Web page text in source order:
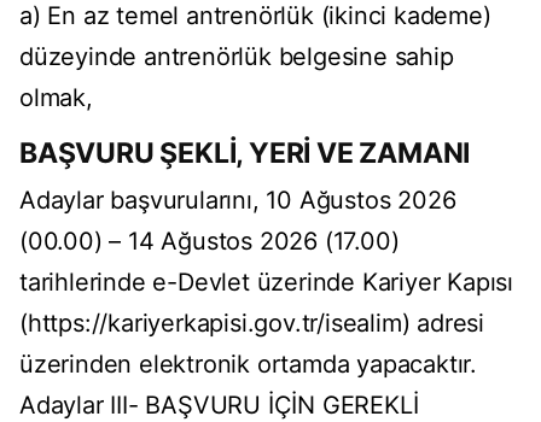
a) En az temel antrenörlük (ikinci kademe)
düzeyinde antrenörlük belgesine sahip
olmak,
BAŞVURU ŞEKLİ, YERİ VE ZAMANI
Adaylar başvurularını, 10 Ağustos 2026
(00.00) – 14 Ağustos 2026 (17.00)
tarihlerinde e-Devlet üzerinde Kariyer Kapısı
(https://kariyerkapisi.gov.tr/isealim) adresi
üzerinden elektronik ortamda yapacaktır.
Adaylar III- BAŞVURU İÇİN GEREKLİ